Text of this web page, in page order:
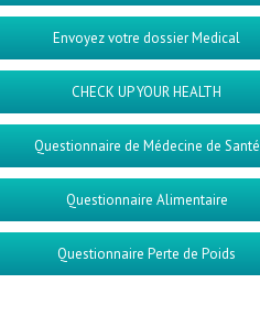
Envoyez votre dossier Medical
CHECK UP YOUR HEALTH
Questionnaire de Médecine de Santé
Questionnaire Alimentaire
Questionnaire Perte de Poids